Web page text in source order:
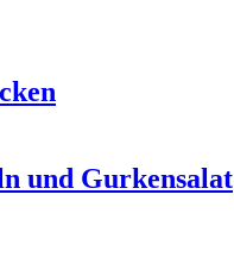
und Gurkensalat